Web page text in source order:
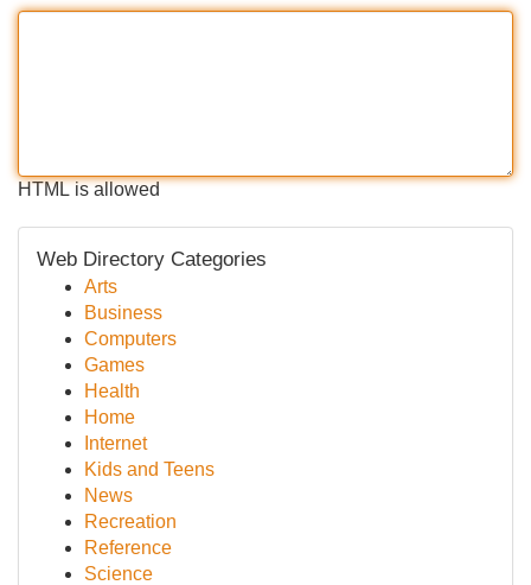
HTML is allowed
Web Directory Categories
Arts
Business
Computers
Games
Health
Home
Internet
Kids and Teens
News
Recreation
Reference
Science